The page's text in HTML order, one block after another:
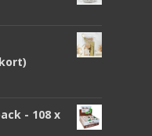
- 108 x